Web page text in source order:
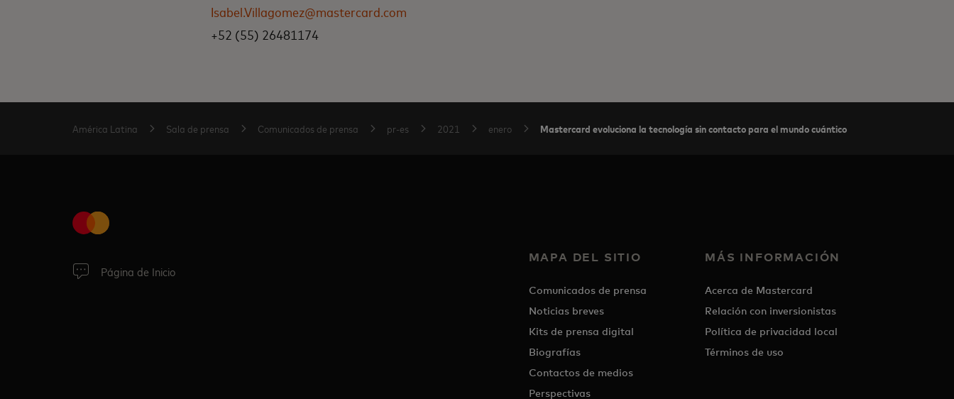
Isabel.Villagomez@mastercard.com
+52 (55) 26481174
América Latina Sala de prensa Comunicados de prensa pr-es 2021 enero Mastercard evoluciona la tecnología sin contacto para el mundo cuántico
Página de Inicio
MAPA DEL SITIO
Comunicados de prensa
Noticias breves
Kits de prensa digital
Biografías
Contactos de medios
Perspectivas
MÁS INFORMACIÓN
Acerca de Mastercard
Relación con inversionistas
Política de privacidad local
Términos de uso